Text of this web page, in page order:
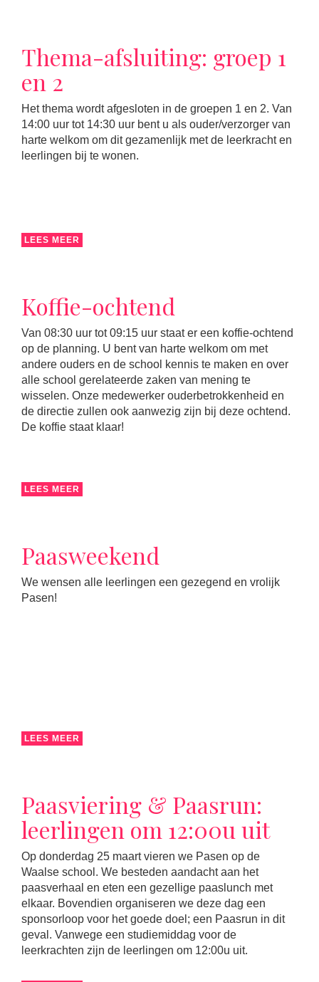
Thema-afsluiting: groep 1
en 2
Het thema wordt afgesloten in de groepen 1 en 2. Van
14:00 uur tot 14:30 uur bent u als ouder/verzorger van
harte welkom om dit gezamenlijk met de leerkracht en
leerlingen bij te wonen.
LEES MEER
Koffie-ochtend
Van 08:30 uur tot 09:15 uur staat er een koffie-ochtend
op de planning. U bent van harte welkom om met
andere ouders en de school kennis te maken en over
alle school gerelateerde zaken van mening te
wisselen. Onze medewerker ouderbetrokkenheid en
de directie zullen ook aanwezig zijn bij deze ochtend.
De koffie staat klaar!
LEES MEER
Paasweekend
We wensen alle leerlingen een gezegend en vrolijk
Pasen!
LEES MEER
Paasviering & Paasrun:
leerlingen om 12:00u uit
Op donderdag 25 maart vieren we Pasen op de
Waalse school. We besteden aandacht aan het
paasverhaal en eten een gezellige paaslunch met
elkaar. Bovendien organiseren we deze dag een
sponsorloop voor het goede doel; een Paasrun in dit
geval. Vanwege een studiemiddag voor de
leerkrachten zijn de leerlingen om 12:00u uit.